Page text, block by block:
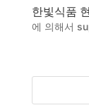
한빛식품
에 의해서